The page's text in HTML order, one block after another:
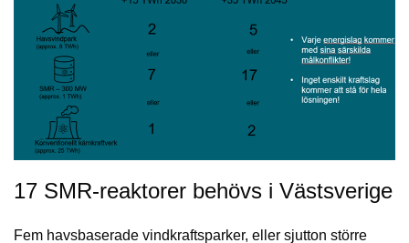
17 SMR-reaktorer behövs i Västsverige
Fem havsbaserade vindkraftsparker, eller sjutton större